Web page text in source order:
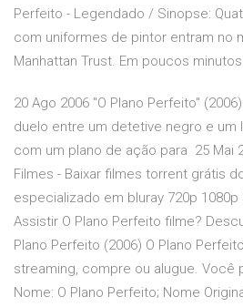
Perfeito - Legendado / Sinopse:
com uniformes de pintor entram no
Manhattan Trust. Em poucos minutos
20 Ago 2006 "O Plano Perfeito"
duelo entre um detetive negro e um
com um plano de ação para 25 Mai
Filmes - Baixar filmes torrent grátis
especializado em bluray 720p 1080p
Assistir O Plano Perfeito filme?
Plano Perfeito (2006) O Plano
streaming, compre ou alugue. Você
Nome: O Plano Perfeito; Nome